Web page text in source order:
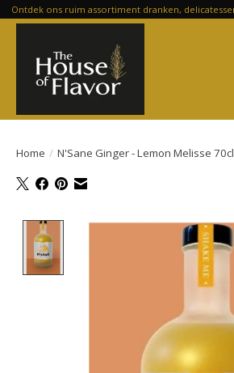
Ontdek ons ruim assortiment dranken,
Home / N'Sane Ginger - Lemon Melisse 70cl
Product image slideshow